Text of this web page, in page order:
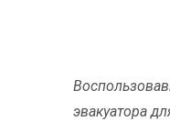
эвакуатора